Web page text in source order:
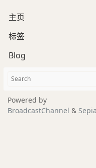
主页
标签
Blog
Powered by
BroadcastChannel & Sepia